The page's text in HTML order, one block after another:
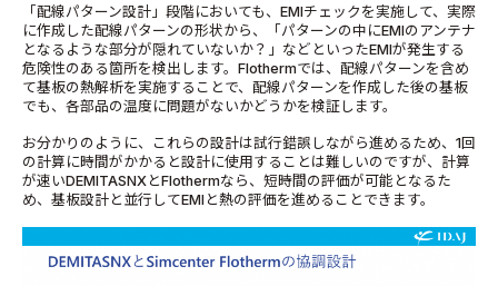
「配線パターン設計」段階においても、EMIチェックを実施して、実際
に作成した配線パターンの形状から、「パターンの中にEMIのアンテナ
となるような部分が隠れていないか？」などといったEMIが発生する
危険性のある箇所を検出します。Flothermでは、配線パターンを含め
て基板の熱解析を実施することで、配線パターンを作成した後の基板
でも、各部品の温度に問題がないかどうかを検証します。
お分かりのように、これらの設計は試行錯誤しながら進めるため、1回
の計算に時間がかかると設計に使用することは難しいのですが、計算
が速いDEMITASNXとFlothermなら、短時間の評価が可能となるた
め、基板設計と並行してEMIと熱の評価を進めることできます。